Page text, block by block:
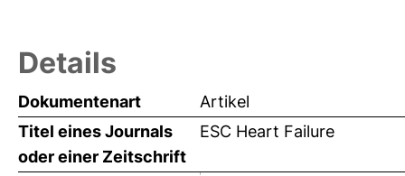
Details
Dokumentenart
Artikel
Titel eines Journals
oder einer Zeitschrift
ESC Heart Failure